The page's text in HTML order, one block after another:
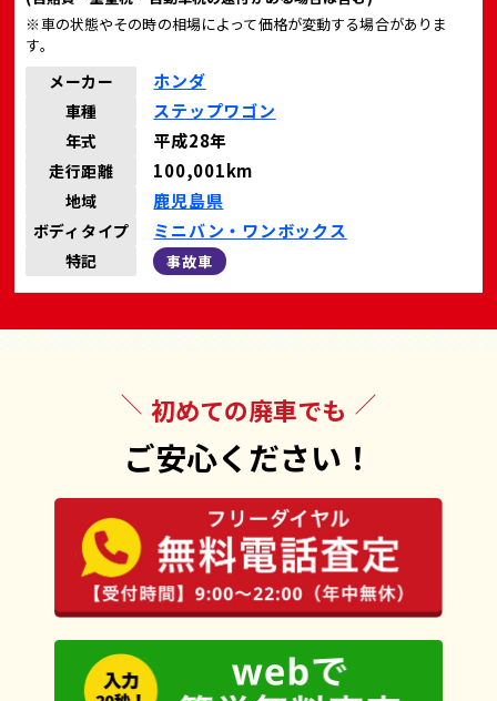
※車の状態やその時の相場によって価格が変動する場合がありま
す。
メーカー ホンダ
車種 ステップワゴン
年式 平成28年
走行距離 100,001km
地域 鹿児島県
ボディタイプ ミニバン・ワンボックス
特記 事故車
初めての廃車でも
ご安心ください！